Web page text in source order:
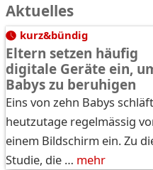
Aktuelles
kurz&bündig
Eltern setzen häufig
digitale Geräte ein,
Babys zu beruhigen
Eins von zehn Babys schläft
heutzutage regelmässig
einem Bildschirm ein. Zu
Studie, die … mehr